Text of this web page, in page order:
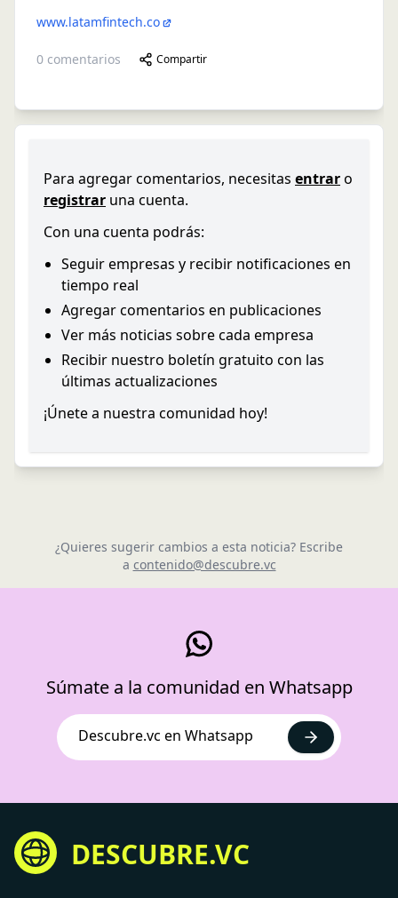
www.latamfintech.co
0 comentarios Compartir
Para agregar comentarios, necesitas entraro
registrar una cuenta.
Con una cuenta podrás:
Seguir empresas y recibir notificaciones en
tiempo real
Agregar comentarios en publicaciones
Ver más noticias sobre cada empresa
Recibir nuestro boletín gratuito con las
últimas actualizaciones
¡Únete a nuestra comunidad hoy!
¿Quieres sugerir cambios a esta noticia? Escribe
a contenido@descubre.vc
Súmate a la comunidad en Whatsapp
Descubre.vc en Whatsapp
DESCUBRE.VC